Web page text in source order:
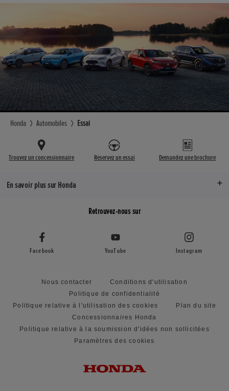
Honda Automobiles Essai
Trouvez un concessionnaire Réservez un essai Demandez une brochure
En savoir plus sur Honda
Retrouvez-nous sur
Facebook YouTube Instagram
Nous contacter
Conditions d'utilisation
Politique de confidentialité
Politique relative à l'utilisation des cookies
Plan du site
Concessionnaires Honda
Politique relative à la soumission d'idées non sollicitées
Paramètres des cookies